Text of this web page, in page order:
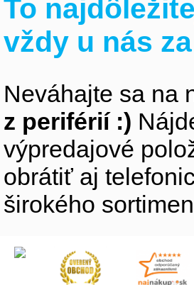
To
vždy u nás
Neváhajte sa na
z periférií :)
výpredajové
obrátiť aj
širokého